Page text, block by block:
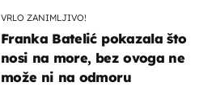
VRLO ZANIMLJIVO!
Franka Batelić pokazala što
nosi na more, bez ovoga ne
može ni na odmoru